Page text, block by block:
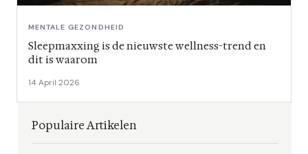
MENTALE GEZONDHEID
Sleepmaxxing is de nieuwste wellness-trend en
dit is waarom
14 April 2026
Populaire Artikelen